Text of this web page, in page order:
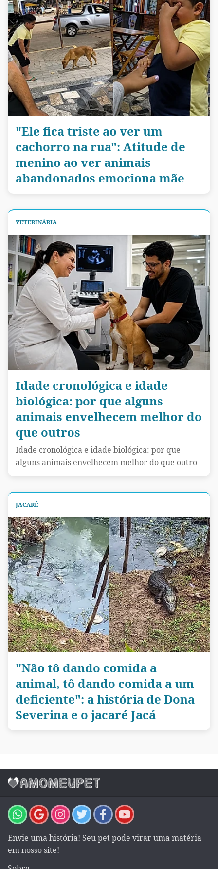
"Ele fica triste ao ver um
cachorro na rua": Atitude de
menino ao ver animais
abandonados emociona mãe
VETERINÁRIA
Idade cronológica e idade
biológica: por que alguns
animais envelhecem melhor do
que outros
Idade cronológica e idade biológica: por que
alguns animais envelhecem melhor do que outro
JACARÉ
"Não tô dando comida a
animal, tô dando comida a um
deficiente": a história de Dona
Severina e o jacaré Jacá
Envie uma história! Seu pet pode virar uma matéria
em nosso site!